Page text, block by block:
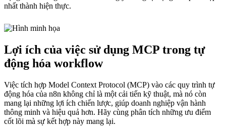
nhất thành hiện thực.
Lợi ích của việc sử dụng MCP trong tự
động hóa workflow
Việc tích hợp Model Context Protocol (MCP) vào các quy trình tự
động hóa của n8n không chỉ là một cải tiến kỹ thuật, mà nó còn
mang lại những lợi ích chiến lược, giúp doanh nghiệp vận hành
thông minh và hiệu quả hơn. Hãy cùng phân tích những ưu điểm
cốt lõi mà sự kết hợp này mang lại.